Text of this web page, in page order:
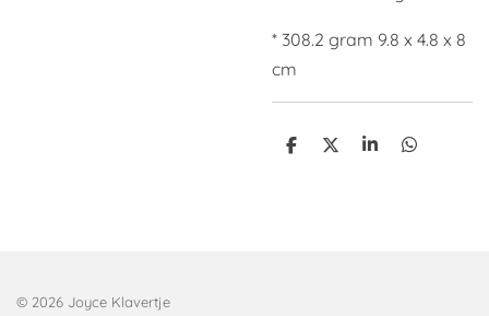
* 308.2 gram 9.8 x 4.8 x 8
cm
D
D
S
D
© 2026 Joyce Klavertje